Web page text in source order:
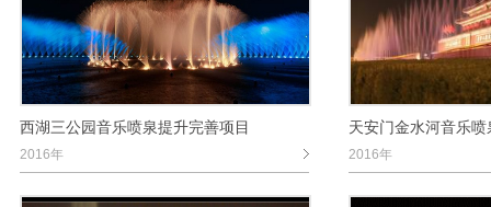
西湖三公园音乐喷泉提升完善项目
2016年
天安门金水河音乐喷
2016年